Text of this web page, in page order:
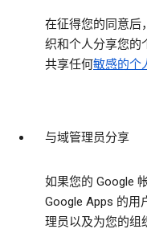
在征得您的同意后
织和个人分享您的
共享任何敏感的个
与域管理员分享
如果您的 Google
Google Apps 的用
理员以及为您的组